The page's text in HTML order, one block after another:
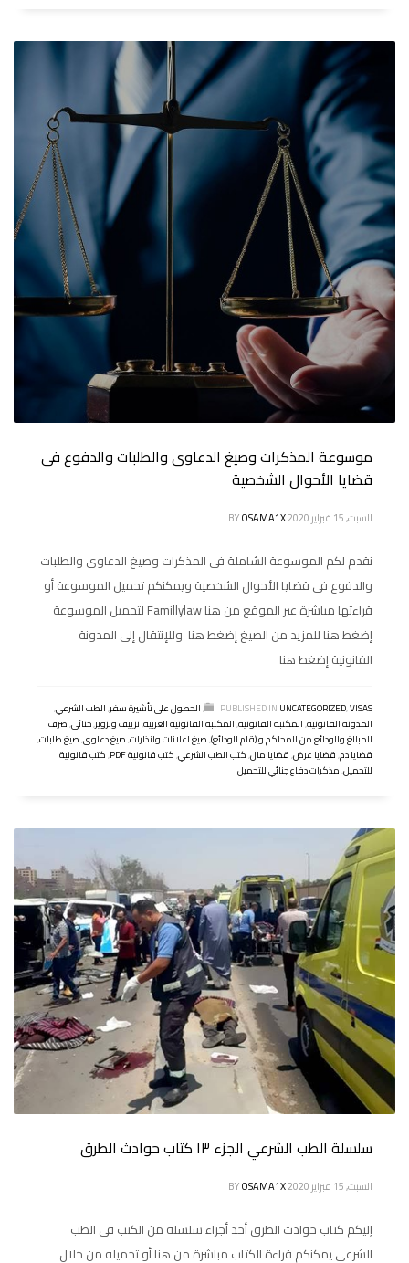
موسوعة المذكرات وصيغ الدعاوى والطلبات والدفوع فى
قضايا الأحوال الشخصية
السبت, 15 فبراير 2020 BYOSAMA1X
نقدم لكم الموسوعة الشاملة فى المذكرات وصيغ الدعاوى والطلبات
والدفوع فى قضايا الأحوال الشخصية ويمكنكم تحميل الموسوعة أو
قراءتها مباشرة عبر الموقع من هنا Famillylaw لتحميل الموسوعة
إضغط هنا للمزيد من الصيغ إضغط هنا وللإنتقال إلى المدونة
القانونية إضغط هنا
PUBLISHED IN UNCATEGORIZED,VISAS
,الحصول على تأشيرة سفر,الطب الشرعي,
المدونة القانونية,المكتبة القانونية,المكتبة القانونية العربية,تزييف وتزوير,جنائى,صرف
المبالغ والودائع من المحاكم و (قلم الودائع),صيغ اعلانات وانذارات,صيغ دعاوى,صيغ طلبات,
قضايا دم,قضايا عرض,قضايا مال,كتب الطب الشرعي,كتب قانونية PDF ,كتب قانونية
للتحميل,مذكرات دفاع جنائي للتحميل
سلسلة الطب الشرعي الجزء ١٣ كتاب حوادث الطرق
السبت, 15 فبراير 2020 BYOSAMA1X
إليكم كتاب حوادث الطرق أحد أجزاء سلسلة من الكتب فى الطب
الشرعي يمكنكم قراءة الكتاب مباشرة من هنا أو تحميله من خلال